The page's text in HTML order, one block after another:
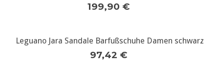
199,90 €
Leguano Jara Sandale Barfußschuhe Damen schwarz
97,42 €